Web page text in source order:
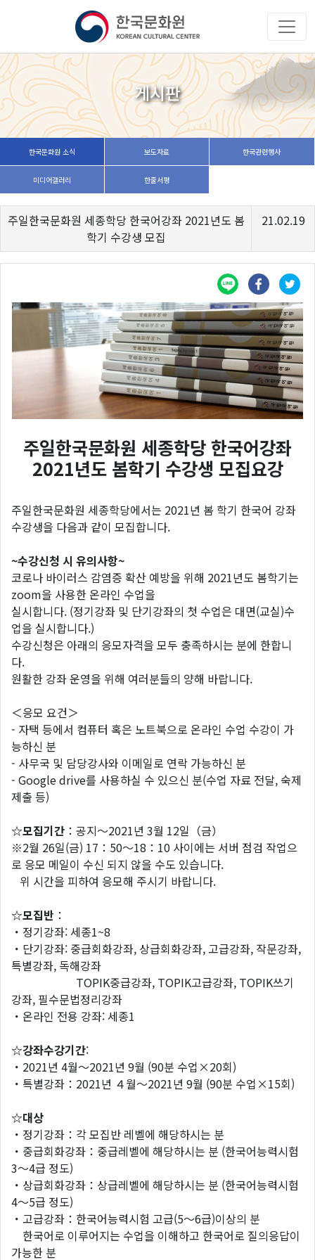
게시판
한국문화원 소식 보도자료 한국관련행사
미디어갤러리 한줄서평
주일한국문화원 세종학당 한국어강좌 2021년도 봄
학기 수강생 모집
21.02.19
주일한국문화원 세종학당 한국어강좌
2021년도 봄학기 수강생 모집요강
주일한국문화원 세종학당에서는 2021년 봄 학기 한국어 강좌
수강생을 다음과 같이 모집합니다.
~수강신청 시 유의사항~
코로나 바이러스 감염증 확산 예방을 위해 2021년도 봄학기는
zoom을 사용한 온라인 수업을
실시합니다. (정기강좌 및 단기강좌의 첫 수업은 대면(교실)수
업을 실시합니다.)
수강신청은 아래의 응모자격을 모두 충족하시는 분에 한합니
다.
원활한 강좌 운영을 위해 여러분들의 양해 바랍니다.
＜응모 요건＞
- 자택 등에서 컴퓨터 혹은 노트북으로 온라인 수업 수강이 가
능하신 분
- 사무국 및 담당강사와 이메일로 연락 가능하신 분
- Google drive를 사용하실 수 있으신 분(수업 자료 전달, 숙제
제출 등)
☆모집기간 ：공지～2021년 3월 12일（금）
※2월 26일(금) 17：50～18：10 사이에는 서버 점검 작업으
로 응모 메일이 수신 되지 않을 수도 있습니다.
위 시간을 피하여 응모해 주시기 바랍니다.
☆모집반 ：
・정기강좌: 세종1~8
・단기강좌: 중급회화강좌, 상급회화강좌, 고급강좌, 작문강좌,
특별강좌, 독해강좌
TOPIK중급강좌, TOPIK고급강좌, TOPIK쓰기
강좌, 필수문법정리강좌
・온라인 전용 강좌: 세종1
☆강좌수강기간:
・2021년 4월～2021년 9월 (90분 수업×20회)
・특별강좌：2021년 ４월～2021년 9월 (90분 수업×15회)
☆대상
・정기강좌：각 모집반 레벨에 해당하시는 분
・중급회화강좌：중급레벨에 해당하시는 분 (한국어능력시험
3～4급 정도)
・상급회화강좌：상급레벨에 해당하시는 분 (한국어능력시험
4～5급 정도)
・고급강좌：한국어능력시험 고급(5～6급)이상의 분
한국어로 이루어지는 수업을 이해하고 한국어로 질의응답이
가능한 분